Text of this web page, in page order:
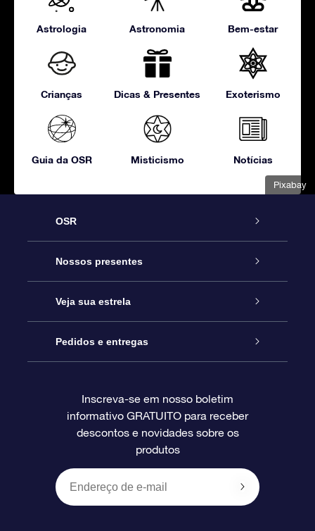
Pixabay
Astrologia Astronomia Bem-estar
Crianças Dicas & Presentes Exoterismo
Guia da OSR Misticismo Notícias
OSR
Serviço
Entre em contato conosco
Blog
Avaliações
Nossos presentes
Presente estrelar on-line
Pacote de presente da OSR
O cartão de presente da OSR
Presentes corporativos
Veja sua estrela
Star Register
Página estelar personalizada
Um Milhão de Estrelas
OSR Starsaver
Pedidos e entregas
Informações de pagamento
Política de devolução
Inscreva-se em nosso boletim
informativo GRATUITO para receber
descontos e novidades sobre os
produtos